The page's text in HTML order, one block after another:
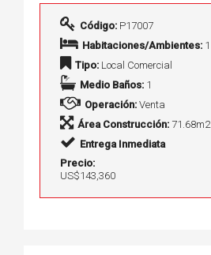
Código: P17007
Habitaciones/Ambientes: 1
Tipo: Local Comercial
Medio Baños: 1
Operación: Venta
Área Construcción: 71.68m2
Entrega Inmediata
Precio:
US$143,360